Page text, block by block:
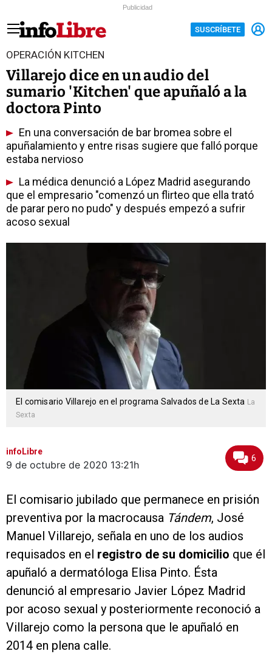
Publicidad
SUSCRÍBETE
OPERACIÓN KITCHEN
Villarejo dice en un audio del
sumario 'Kitchen' que apuñaló a la
doctora Pinto
En una conversación de bar bromea sobre el
apuñalamiento y entre risas sugiere que falló porque
estaba nervioso
La médica denunció a López Madrid asegurando
que el empresario "comenzó un flirteo que ella trató
de parar pero no pudo" y después empezó a sufrir
acoso sexual
El comisario Villarejo en el programa Salvados de La Sexta La
Sexta
infoLibre
9 de octubre de 2020 13:21h
6
El comisario jubilado que permanece en prisión
preventiva por la macrocausa Tándem, José
Manuel Villarejo, señala en uno de los audios
requisados en el registro de su domicilio que él
apuñaló a dermatóloga Elisa Pinto. Ésta
denunció al empresario Javier López Madrid
por acoso sexual y posteriormente reconoció a
Villarejo como la persona que le apuñaló en
2014 en plena calle.